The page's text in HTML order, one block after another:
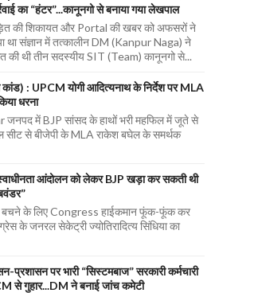
का “हंटर”...कानूनगो से बनाया गया लेखपाल
की शिकायत और Portal की खबर को अफसरों ने
था संज्ञान में तत्कालीन DM (Kanpur Naga) ने
की थी तीन सदस्यीय SIT (Team) कानूनगो से...
: UPCM योगी आदित्यनाथ के निर्देश पर MLA
धरना
में BJP सांसद के हाथों भरी महफिल में जूते से
सीट से बीजेपी के MLA राकेश बघेल के समर्थक
आंदोलन को लेकर BJP खड़ा कर सकती थी
से बचने के लिए Congress हाईकमान फूंक-फूंक कर
के जनरल सेकेट्री ज्योतिरादित्य सिंधिया का
प्रशासन पर भारी “सिस्टमबाज” सरकारी कर्मचारी
से गुहार...DM ने बनाई जांच कमेटी